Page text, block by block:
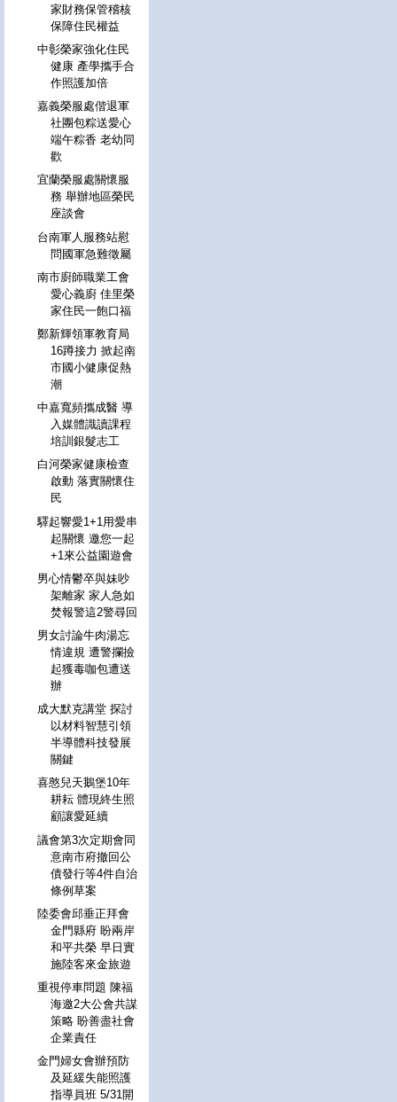
家財務保管稽核
保障住民權益
中彰榮家強化住民
健康 產學攜手合
作照護加倍
嘉義榮服處偕退軍
社團包粽送愛心
端午粽香 老幼同
歡
宜蘭榮服處關懷服
務 舉辦地區榮民
座談會
台南軍人服務站慰
問國軍急難徵屬
南市廚師職業工會
愛心義廚 佳里榮
家住民一飽口福
鄭新輝領軍教育局
16蹲接力 掀起南
市國小健康促熱
潮
中嘉寬頻攜成醫 導
入媒體識讀課程
培訓銀髮志工
白河榮家健康檢查
啟動 落實關懷住
民
驛起響愛1+1用愛串
起關懷 邀您一起
+1來公益園遊會
男心情鬱卒與妹吵
架離家 家人急如
焚報警這2警尋回
男女討論牛肉湯忘
情違規 遭警攔撿
起獲毒咖包遭送
辦
成大默克講堂 探討
以材料智慧引領
半導體科技發展
關鍵
喜憨兒天鵝堡10年
耕耘 體現終生照
顧讓愛延續
議會第3次定期會同
意南市府撤回公
債發行等4件自治
條例草案
陸委會邱垂正拜會
金門縣府 盼兩岸
和平共榮 早日實
施陸客來金旅遊
重視停車問題 陳福
海邀2大公會共謀
策略 盼善盡社會
企業責任
金門婦女會辦預防
及延緩失能照護
指導員班 5/31開